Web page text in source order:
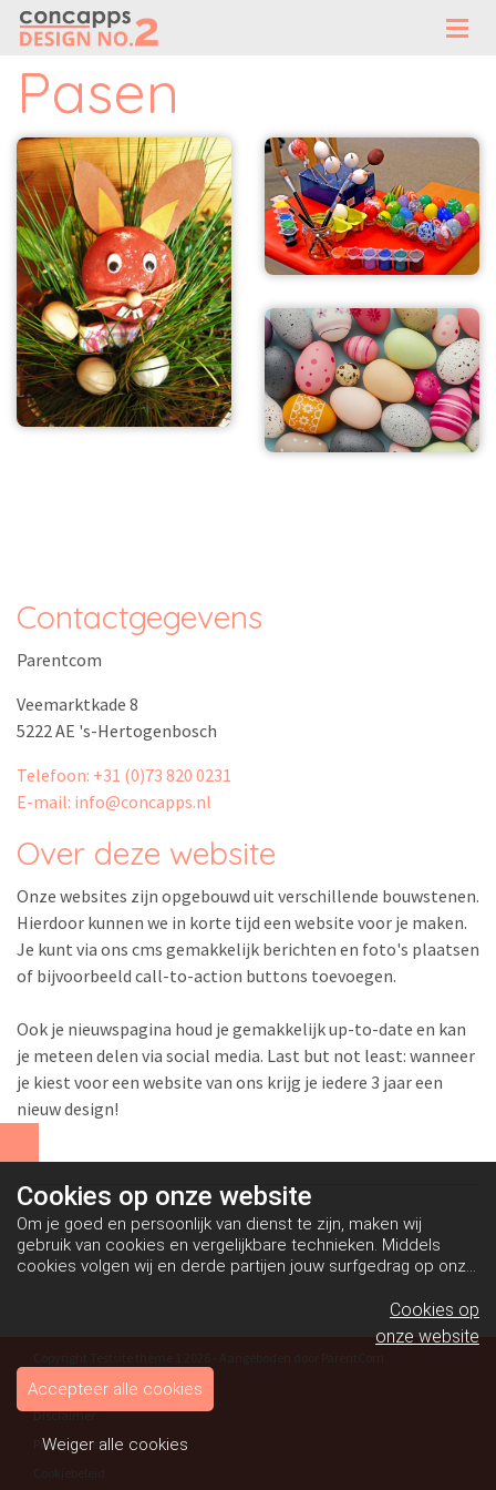
Pasen
Contactgegevens
Parentcom
Veemarktkade 8
5222 AE 's-Hertogenbosch
Telefoon: +31 (0)73 820 0231
E-mail: info@concapps.nl
Over deze website
Onze websites zijn opgebouwd uit verschillende bouwstenen.
Hierdoor kunnen we in korte tijd een website voor je maken.
Je kunt via ons cms gemakkelijk berichten en foto's plaatsen
of bijvoorbeeld call-to-action buttons toevoegen.
Ook je nieuwspagina houd je gemakkelijk up-to-date en kan
je meteen delen via social media. Last but not least: wanneer
je kiest voor een website van ons krijg je iedere 3 jaar een
nieuw design!
Algemene voorwaarden
Disclaimer
Privacybeleid
Cookies op onze website
Om je goed en persoonlijk van dienst te zijn, maken wij
gebruik van cookies en vergelijkbare technieken. Middels
cookies volgen wij en derde partijen jouw surfgedrag op onze
en dit maakt het voor jou mogelijk om informatie te delen via
Cookies op
onze website
Accepteer alle cookies
Weiger alle cookies